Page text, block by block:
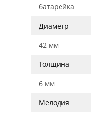
батарейка
Диаметр
42 мм
Толщина
6 мм
Мелодия